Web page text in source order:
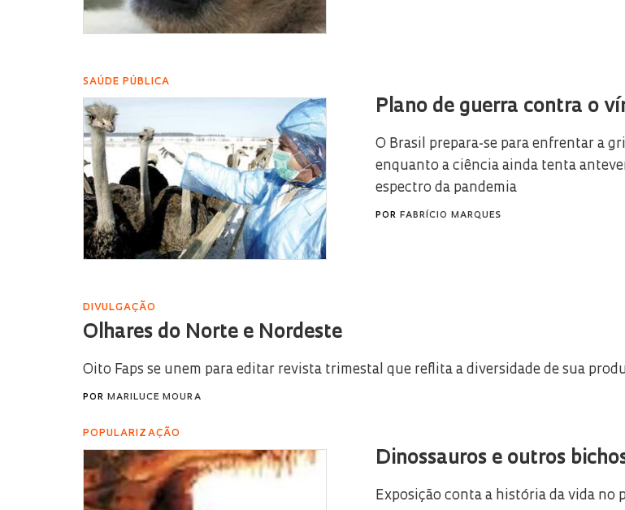
SAÚDE PÚBLICA
Plano de guerra contra o
O Brasil prepara-se para enfrentar a
enquanto a ciência ainda tenta
espectro da pandemia
POR FABRÍCIO MARQUES
DIVULGAÇÃO
Olhares do Norte e Nordeste
Oito Faps se unem para editar revista trimestal que reflita a diversidade de sua
POR MARILUCE MOURA
POPULARIZAÇÃO
Dinossauros e outros
Exposição conta a história da vida no